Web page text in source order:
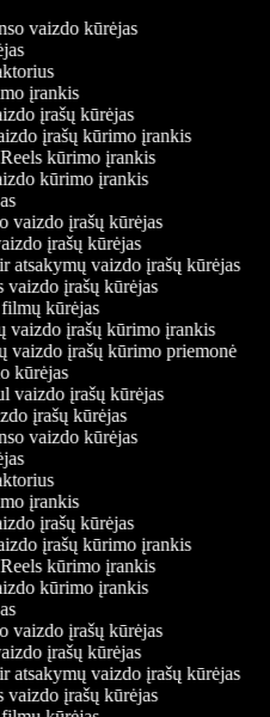
vaizdo kūrėjas
įrankis
įrašų kūrėjas
įrašų kūrimo įrankis
Reels kūrimo įrankis
kūrimo įrankis
vaizdo įrašų kūrėjas
įrašų kūrėjas
atsakymų vaizdo įrašų kūrėjas
vaizdo įrašų kūrėjas
filmų kūrėjas
vaizdo įrašų kūrimo įrankis
vaizdo įrašų kūrimo priemonė
kūrėjas
vaizdo įrašų kūrėjas
įrašų kūrėjas
vaizdo kūrėjas
įrankis
įrašų kūrėjas
įrašų kūrimo įrankis
Reels kūrimo įrankis
kūrimo įrankis
vaizdo įrašų kūrėjas
įrašų kūrėjas
atsakymų vaizdo įrašų kūrėjas
vaizdo įrašų kūrėjas